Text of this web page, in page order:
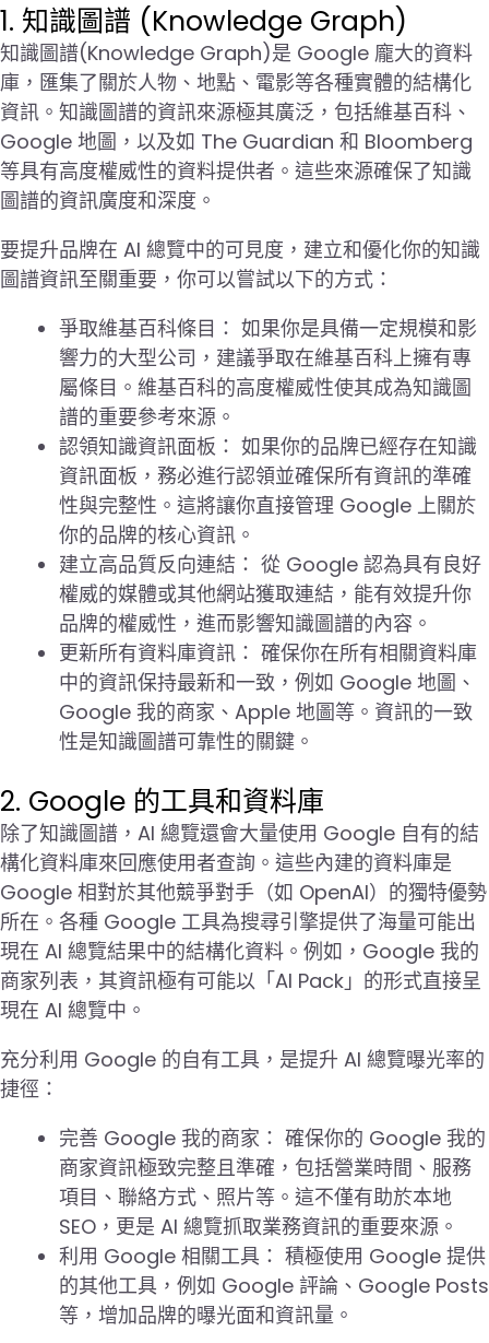
1. 知識圖譜 (Knowledge Graph)
知識圖譜(Knowledge Graph)是 Google 龐大的資料
庫，匯集了關於人物、地點、電影等各種實體的結構化
資訊。知識圖譜的資訊來源極其廣泛，包括維基百科、
Google 地圖，以及如 The Guardian 和 Bloomberg
等具有高度權威性的資料提供者。這些來源確保了知識
圖譜的資訊廣度和深度。
要提升品牌在 AI 總覽中的可見度，建立和優化你的知識
圖譜資訊至關重要，你可以嘗試以下的方式：
爭取維基百科條目： 如果你是具備一定規模和影
響力的大型公司，建議爭取在維基百科上擁有專
屬條目。維基百科的高度權威性使其成為知識圖
譜的重要參考來源。
認領知識資訊面板： 如果你的品牌已經存在知識
資訊面板，務必進行認領並確保所有資訊的準確
性與完整性。這將讓你直接管理 Google 上關於
你的品牌的核心資訊。
建立高品質反向連結： 從 Google 認為具有良好
權威的媒體或其他網站獲取連結，能有效提升你
品牌的權威性，進而影響知識圖譜的內容。
更新所有資料庫資訊： 確保你在所有相關資料庫
中的資訊保持最新和一致，例如 Google 地圖、
Google 我的商家、Apple 地圖等。資訊的一致
性是知識圖譜可靠性的關鍵。
2. Google 的工具和資料庫
除了知識圖譜，AI 總覽還會大量使用 Google 自有的結
構化資料庫來回應使用者查詢。這些內建的資料庫是
Google 相對於其他競爭對手（如 OpenAI）的獨特優勢
所在。各種 Google 工具為搜尋引擎提供了海量可能出
現在 AI 總覽結果中的結構化資料。例如，Google 我的
商家列表，其資訊極有可能以「AI Pack」的形式直接呈
現在 AI 總覽中。
充分利用 Google 的自有工具，是提升 AI 總覽曝光率的
捷徑：
完善 Google 我的商家： 確保你的 Google 我的
商家資訊極致完整且準確，包括營業時間、服務
項目、聯絡方式、照片等。這不僅有助於本地
SEO，更是 AI 總覽抓取業務資訊的重要來源。
利用 Google 相關工具： 積極使用 Google 提供
的其他工具，例如 Google 評論、Google Posts
等，增加品牌的曝光面和資訊量。